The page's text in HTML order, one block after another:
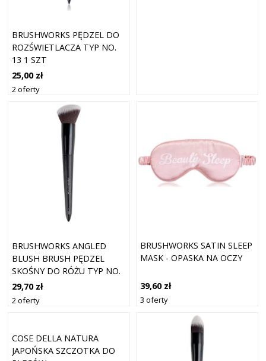
BRUSHWORKS PĘDZEL DO
ROZŚWIETLACZA TYP NO.
13 1 SZT
25,00 zł
2 oferty
BRUSHWORKS ANGLED
BLUSH BRUSH PĘDZEL
SKOŚNY DO RÓŻU TYP NO.
7 1 SZT.
29,70 zł
2 oferty
BRUSHWORKS SATIN SLEEP
MASK - OPASKA NA OCZY
39,60 zł
3 oferty
COSE DELLA NATURA
JAPOŃSKA SZCZOTKA DO